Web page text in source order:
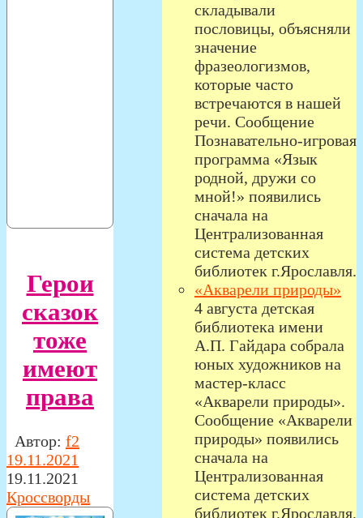
Герои
сказок
тоже
имеют
права
Автор: f2
19.11.2021
19.11.2021
Кроссворды
складывали
пословицы, объясняли
значение
фразеологизмов,
которые часто
встречаются в нашей
речи. Сообщение
Познавательно-игровая
программа «Язык
родной, дружи со
мной!» появились
сначала на
Централизованная
система детских
библиотек г.Ярославля.
«Акварели природы»
4 августа детская
библиотека имени
А.П. Гайдара собрала
юных художников на
мастер-класс
«Акварели природы».
Сообщение «Акварели
природы» появились
сначала на
Централизованная
система детских
библиотек г.Ярославля.